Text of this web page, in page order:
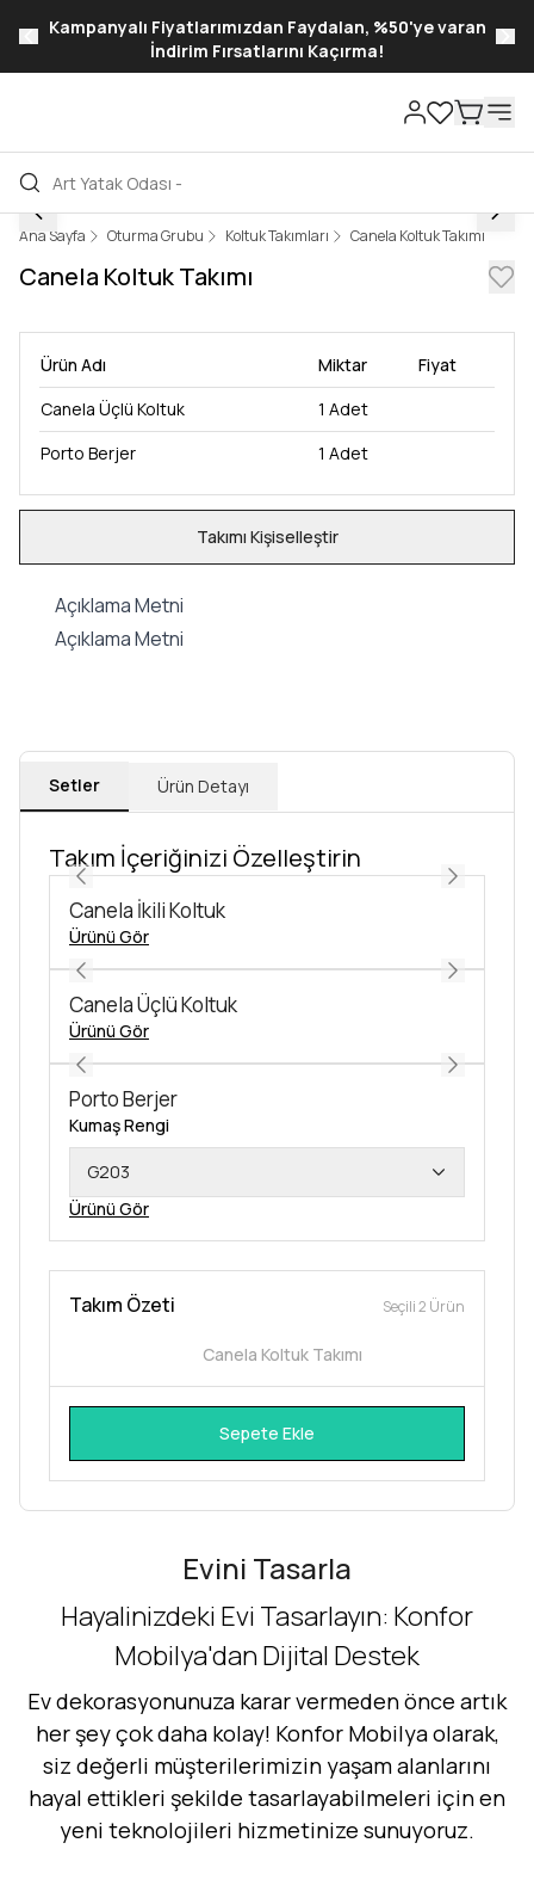
Kampanyalı Fiyatlarımızdan Faydalan, %50'ye varan
İndirim Fırsatlarını Kaçırma!
Ana Sayfa Oturma Grubu Koltuk Takımları Canela Koltuk Takımı
Canela Koltuk Takımı
Ürün Adı Miktar
Fiyat
Canela Üçlü Koltuk
1 Adet
Porto Berjer
1 Adet
Takımı Kişiselleştir
Açıklama Metni
Açıklama Metni
Setler Ürün Detayı
Takım İçeriğinizi Özelleştirin
Canela İkili Koltuk
Ürünü Gör
Canela Üçlü Koltuk
Ürünü Gör
Porto Berjer
Kumaş Rengi
G203
Ürünü Gör
Takım Özeti Seçili 2 Ürün
Canela Koltuk Takımı
Sepete Ekle
Evini Tasarla
Hayalinizdeki Evi Tasarlayın: Konfor
Mobilya'dan Dijital Destek
Ev dekorasyonunuza karar vermeden önce artık
her şey çok daha kolay! Konfor Mobilya olarak,
siz değerli müşterilerimizin yaşam alanlarını
hayal ettikleri şekilde tasarlayabilmeleri için en
yeni teknolojileri hizmetinize sunuyoruz.